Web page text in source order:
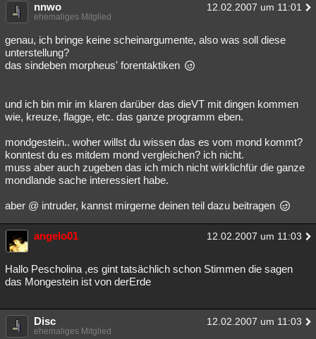
nnwo 12.02.2007 um 11:01
ehemaliges Mitglied
genau, ich bringe keine scheinargumente, also was soll diese
unterstellung?
das sindeben morpheus' forentaktiken
und ich bin mir im klaren darüber das dieVT mit dingen kommen
wie, kreuze, flagge, etc. das ganze programm eben.
mondgestein.. woher willst du wissen das es vom mond kommt?
konntest du es mitdem mond vergleichen? ich nicht.
muss aber auch zugeben das ich mich nicht wirklichfür die ganze
mondlande sache interessiert habe.
aber @ intruder, kannst mirgerne deinen teil dazu beitragen
angelo01 12.02.2007 um 11:03
Hallo Pescholina ,es gint tatsächlich schon Stimmen die sagen
das Mongestein ist von derErde
Disc 12.02.2007 um 11:03
ehemaliges Mitglied